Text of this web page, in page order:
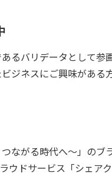
るバリデータとして参
ジネスにご興味がある
ながる時代へ～」のブ
ウドサービス「シェア